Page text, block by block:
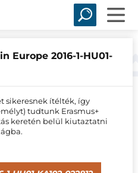
Europe 2016-1-HU01-
sikeresnek ítélték, így
tudtunk Erasmus+
keretén belül kiutaztatni